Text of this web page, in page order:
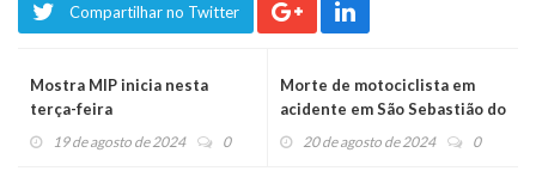
Compartilhar no Twitter
Mostra MIP inicia nesta
terça-feira
19 de agosto de 2024 0
Morte de motociclista em
acidente em São Sebastião do
Caí terá julgamento nesta
quinta-feira
20 de agosto de 2024 0